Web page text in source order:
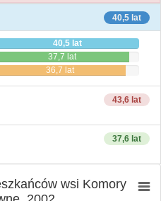
40,5 lat
40,5 lat
37,7 lat
36,7 lat
43,6 lat
37,6 lat
wsi Komory